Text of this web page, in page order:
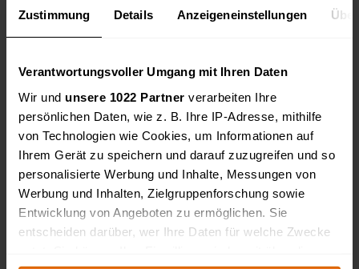
Zustimmung Details Anzeigeneinstellungen
Verantwortungsvoller Umgang mit Ihren Daten
Wir und unsere 1022 Partner verarbeiten Ihre
persönlichen Daten, wie z. B. Ihre IP-Adresse, mithilfe
von Technologien wie Cookies, um Informationen auf
Ihrem Gerät zu speichern und darauf zuzugreifen und so
personalisierte Werbung und Inhalte, Messungen von
Werbung und Inhalten, Zielgruppenforschung sowie
Entwicklung von Angeboten zu ermöglichen. Sie
entscheiden darüber, wer Ihre Daten für welche Zwecke
Lagercontainer
Typus